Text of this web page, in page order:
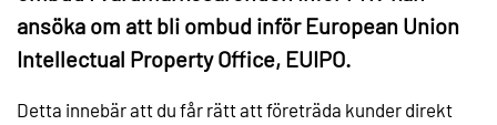
ansöka om att bli ombud inför European Union
Intellectual Property Office, EUIPO.
Detta innebär att du får rätt att företräda kunder direkt